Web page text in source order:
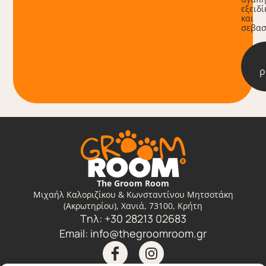
και
The Groom Room
Μιχαήλ Καλοριζίκου & Κωνσταντίνου Μητσοτάκη
(Ακρωτηρίου), Χανιά, 73100, Κρήτη
Tηλ: +30 28213 02683
Email: info@thegroomroom.gr